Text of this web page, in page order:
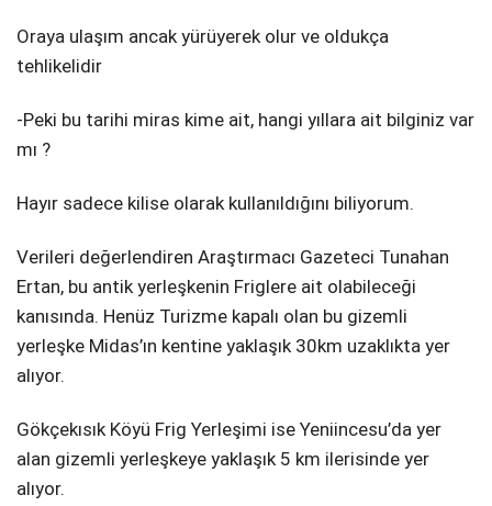
Oraya ulaşım ancak yürüyerek olur ve oldukça
tehlikelidir
-Peki bu tarihi miras kime ait, hangi yıllara ait bilginiz var
mı ?
Hayır sadece kilise olarak kullanıldığını biliyorum.
Verileri değerlendiren Araştırmacı Gazeteci Tunahan
Ertan, bu antik yerleşkenin Friglere ait olabileceği
kanısında. Henüz Turizme kapalı olan bu gizemli
yerleşke Midas’ın kentine yaklaşık 30km uzaklıkta yer
alıyor.
Gökçekısık Köyü Frig Yerleşimi ise Yeniincesu’da yer
alan gizemli yerleşkeye yaklaşık 5 km ilerisinde yer
alıyor.